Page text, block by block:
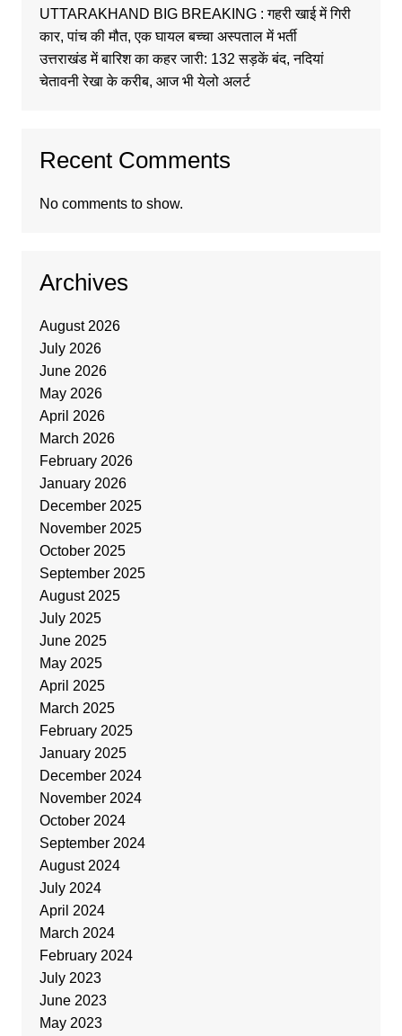
UTTARAKHAND BIG BREAKING : गहरी खाई में गिरी
कार, पांच की मौत, एक घायल बच्चा अस्पताल में भर्ती
उत्तराखंड में बारिश का कहर जारी: 132 सड़कें बंद, नदियां
चेतावनी रेखा के करीब, आज भी येलो अलर्ट
Recent Comments
No comments to show.
Archives
August 2026
July 2026
June 2026
May 2026
April 2026
March 2026
February 2026
January 2026
December 2025
November 2025
October 2025
September 2025
August 2025
July 2025
June 2025
May 2025
April 2025
March 2025
February 2025
January 2025
December 2024
November 2024
October 2024
September 2024
August 2024
July 2024
April 2024
March 2024
February 2024
July 2023
June 2023
May 2023